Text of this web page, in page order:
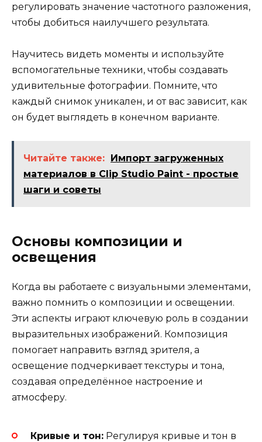
регулировать значение частотного разложения,
чтобы добиться наилучшего результата.
Научитесь видеть моменты и используйте
вспомогательные техники, чтобы создавать
удивительные фотографии. Помните, что
каждый снимок уникален, и от вас зависит, как
он будет выглядеть в конечном варианте.
Читайте также:
Импорт загруженных
материалов в Clip Studio Paint - простые
шаги и советы
Основы композиции и
освещения
Когда вы работаете с визуальными элементами,
важно помнить о композиции и освещении.
Эти аспекты играют ключевую роль в создании
выразительных изображений. Композиция
помогает направить взгляд зрителя, а
освещение подчеркивает текстуры и тона,
создавая определённое настроение и
атмосферу.
Кривые и тон: Регулируя кривые и тон в